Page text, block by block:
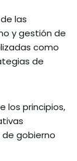
las
y gestión de
como
de
los principios,
gobierno